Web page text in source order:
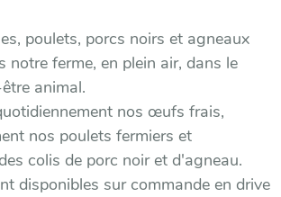
poulets, porcs noirs et agneaux
notre ferme, en plein air, dans le
animal.
nos œufs frais,
nos poulets fermiers et
colis de porc noir et d'agneau.
disponibles sur commande en drive